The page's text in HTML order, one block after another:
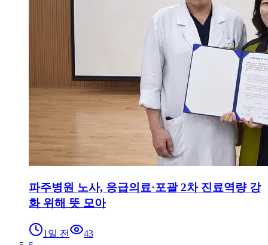
파주병원 노사, 응급의료·포괄 2차 진료역량 강
화 위해 뜻 모아
1일 전
43